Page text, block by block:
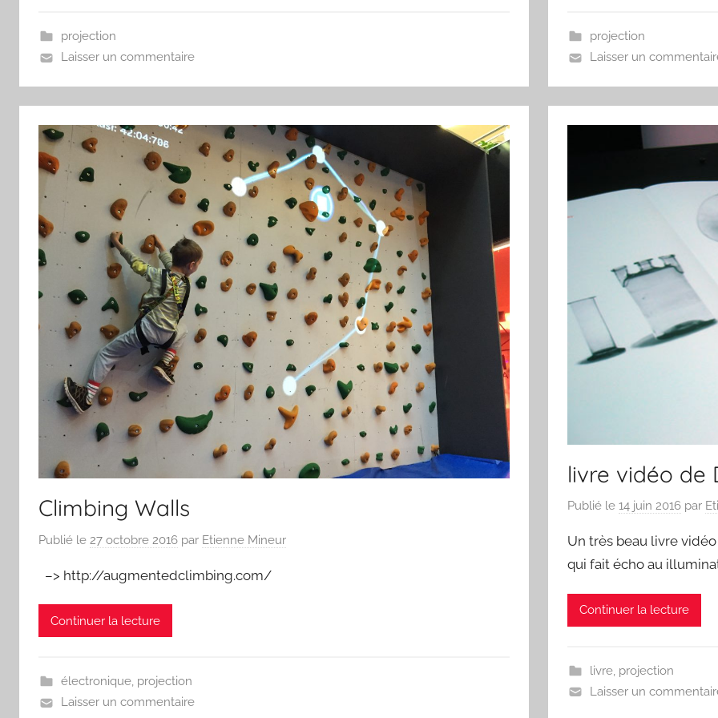
projection
Laisser un commentaire
projection
Laisser un
Climbing Walls
Publié le 27 octobre 2016 par Etienne Mineur
–> http://augmentedclimbing.com/
Continuer la lecture
électronique, projection
Laisser un commentaire
livre vidéo de
Publié le 14 juin 2016 par
Un très beau livre
qui fait écho au
Continuer la lecture
livre, projection
Laisser un